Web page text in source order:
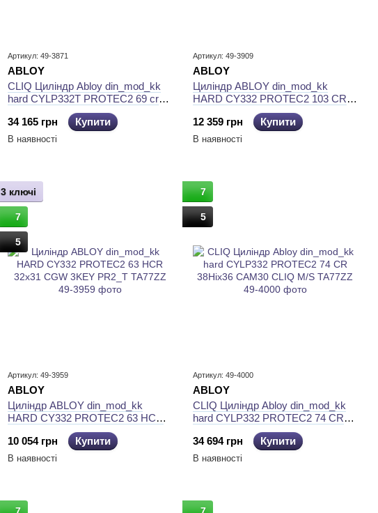
Артикул: 49-3871
ABLOY
CLIQ Циліндр Abloy din_mod_kk
hard CYLP332T PROTEC2 69 cr
38hix31 cam30 cliq m/s ta77zz
34 165 грн
Купити
В наявності
Артикул: 49-3909
ABLOY
Циліндр ABLOY din_mod_kk
HARD CY332 PROTEC2 103 CR
57Hx46 CGW 3KEY PR2_T
TA77ZZ
12 359 грн Купити
В наявності
3 ключі
7
5
Артикул: 49-3959
ABLOY
Циліндр ABLOY din_mod_kk
HARD CY332 PROTEC2 63 HCR
32x31 CGW 3KEY PR2_T TA77ZZ
10 054 грн
Купити
В наявності
7
5
Артикул: 49-4000
ABLOY
CLIQ Циліндр Abloy din_mod_kk
hard CYLP332 PROTEC2 74 CR
38Hix36 CAM30 CLIQ M/S TA77ZZ
34 694 грн
Купити
В наявності